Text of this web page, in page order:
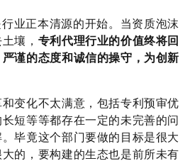
业正本清源的开始。当资质泡沫
壤， 专利代理行业的价值终将回
谨的态度和诚信的操守，为创新
变化不太满意，包括专利预审优
短等等都存在一定的未完善的问
毕竟这个部门要做的目标是很大
的，要构建的生态也是前所未有